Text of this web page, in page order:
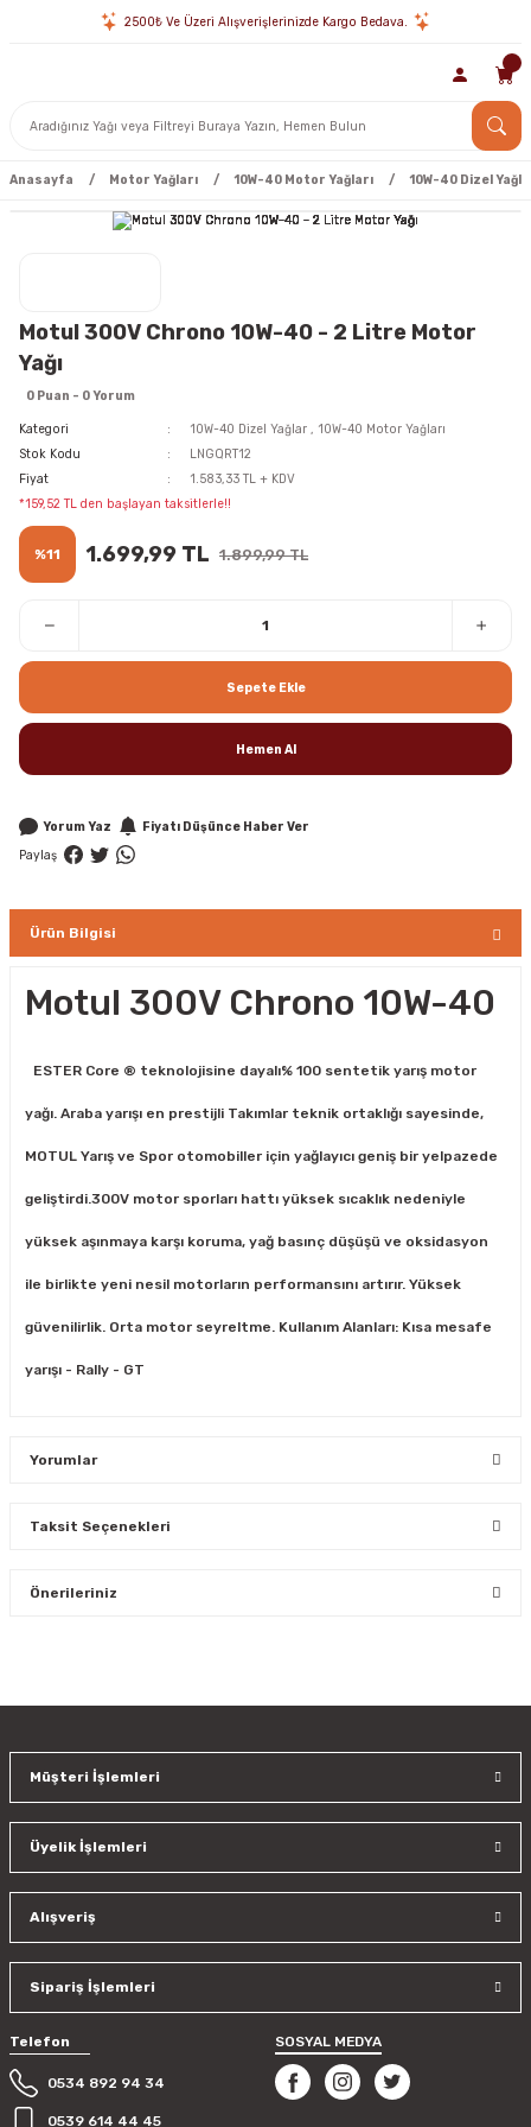
2500₺ Ve Üzeri Alışverişlerinizde Kargo Bedava.
Anasayfa Motor Yağları 10W-40 Motor Yağları 10W-40 Dizel
Motul 300V Chrono 10W-40 - 2 Litre Motor
Yağı
0 Puan - 0 Yorum
Kategori 10W-40 Dizel Yağlar , 10W-40 Motor Yağları
Stok Kodu
LNGQRT12
Fiyat
1.583,33 TL + KDV
*159,52 TL den başlayan taksitlerle!!
%11 1.699,99 TL 1.899,99 TL
Sepete Ekle
Hemen Al
Yorum Yaz
Fiyatı Düşünce Haber Ver
Paylaş
Ürün Bilgisi
Motul 300V Chrono 10W-40
ESTER Core ® teknolojisine dayalı% 100 sentetik yarış motor
yağı. Araba yarışı en prestijli Takımlar teknik ortaklığı sayesinde,
MOTUL Yarış ve Spor otomobiller için yağlayıcı geniş bir yelpazede
geliştirdi.300V motor sporları hattı yüksek sıcaklık nedeniyle
yüksek aşınmaya karşı koruma, yağ basınç düşüşü ve oksidasyon
ile birlikte yeni nesil motorların performansını artırır. Yüksek
güvenilirlik. Orta motor seyreltme. Kullanım Alanları: Kısa mesafe
yarışı - Rally - GT
Yorumlar
Taksit Seçenekleri
Önerileriniz
Ürün resmi kalitesiz, bozuk veya görüntülenemiyor.
Ürün bilgilerinde hatalar bulunuyor.
Bu ürüne benzer farklı alternatifler olmalı.
Gönder
Müşteri İşlemleri
Üyelik İşlemleri
Alışveriş
Sipariş İşlemleri
Telefon
0534 892 94 34
0539 614 44 45
SOSYAL MEDYA